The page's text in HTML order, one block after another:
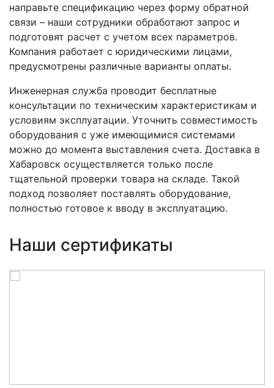
направьте спецификацию через форму обратной
связи – наши сотрудники обработают запрос и
подготовят расчет с учетом всех параметров.
Компания работает с юридическими лицами,
предусмотрены различные варианты оплаты.
Инженерная служба проводит бесплатные
консультации по техническим характеристикам и
условиям эксплуатации. Уточнить совместимость
оборудования с уже имеющимися системами
можно до момента выставления счета. Доставка в
Хабаровск осуществляется только после
тщательной проверки товара на складе. Такой
подход позволяет поставлять оборудование,
полностью готовое к вводу в эксплуатацию.
Наши сертификаты